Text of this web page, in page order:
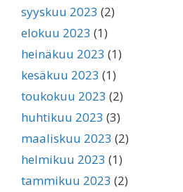
syyskuu 2023 (2)
elokuu 2023 (1)
heinäkuu 2023 (1)
kesäkuu 2023 (1)
toukokuu 2023 (2)
huhtikuu 2023 (3)
maaliskuu 2023 (2)
helmikuu 2023 (1)
tammikuu 2023 (2)